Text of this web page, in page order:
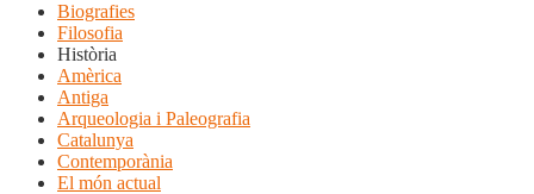
Biografies
Filosofia
Història
Amèrica
Antiga
Arqueologia i Paleografia
Catalunya
Contemporània
El món actual